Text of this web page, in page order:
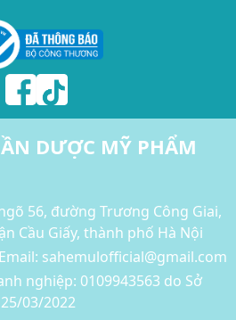
DƯỢC MỸ PHẨM
56, đường Trương Công Giai,
Cầu Giấy, thành phố Hà Nội
sahemulofficial@gmail.com
nghiệp: 0109943563 do Sở
03/2022